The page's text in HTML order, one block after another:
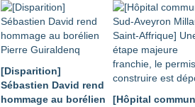
[Disparition]
Sébastien David rend
hommage au borélien
[Hôpital